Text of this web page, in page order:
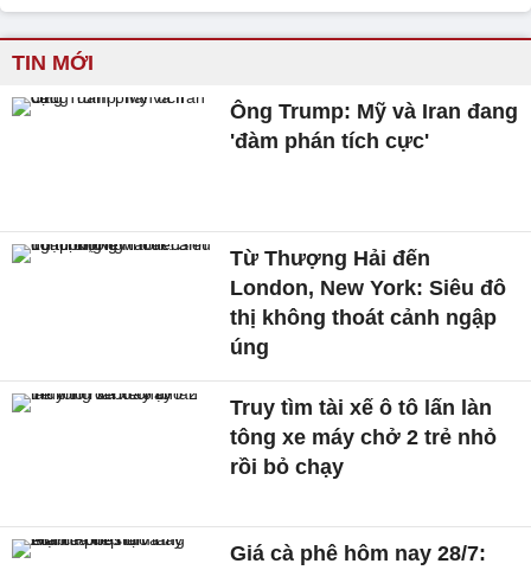
TIN MỚI
Ông Trump: Mỹ và Iran đang
'đàm phán tích cực'
Từ Thượng Hải đến
London, New York: Siêu đô
thị không thoát cảnh ngập
úng
Truy tìm tài xế ô tô lấn làn
tông xe máy chở 2 trẻ nhỏ
rồi bỏ chạy
Giá cà phê hôm nay 28/7: